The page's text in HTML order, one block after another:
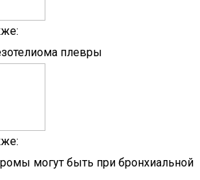
плевры
могут быть при бронхиальной